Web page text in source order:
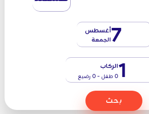
7أغسطس
الجمعة
1الركاب
0 طفل - 0 رضيع
بحث